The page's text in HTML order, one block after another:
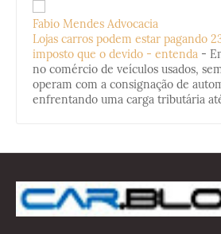
Fabio Mendes Advocacia
Lojas carros podem estar pagando
imposto que o devido - entenda -
no comércio de veículos usados,
operam com a consignação de
enfrentando uma carga tributária